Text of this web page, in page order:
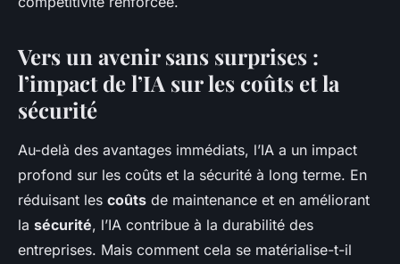
Vers un avenir sans surprises :
l’impact de l’IA sur les coûts et la
sécurité
Au-delà des avantages immédiats, l’IA a un impact
profond sur les coûts et la sécurité à long terme. En
réduisant les coûts de maintenance et en améliorant
la sécurité, l’IA contribue à la durabilité des
entreprises. Mais comment cela se matérialise-t-il